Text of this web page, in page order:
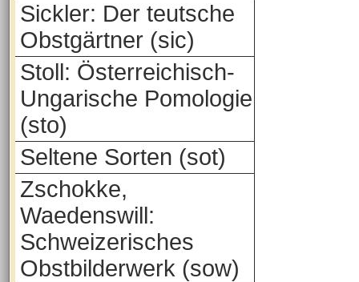
Sickler: Der teutsche
Obstgärtner (sic)
Stoll: Österreichisch-
Ungarische Pomologie
(sto)
Seltene Sorten (sot)
Zschokke,
Waedenswill:
Schweizerisches
Obstbilderwerk (sow)